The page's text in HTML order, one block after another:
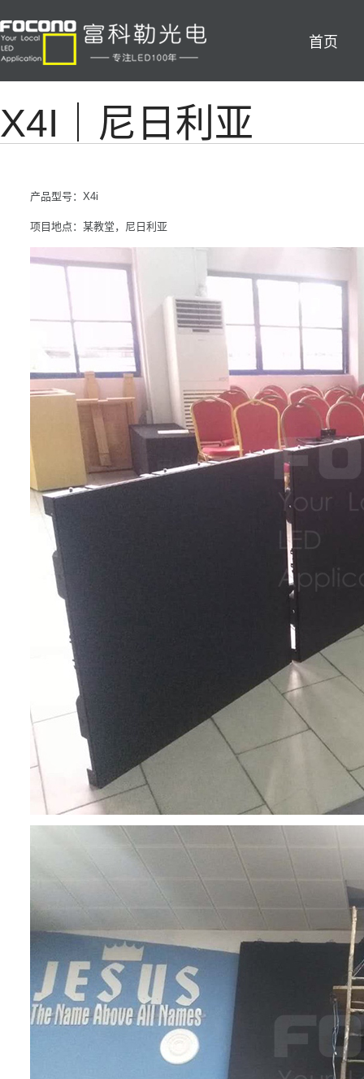
首页
X4I｜尼日利亚
产品型号：X4i
项目地点：某教堂，尼日利亚